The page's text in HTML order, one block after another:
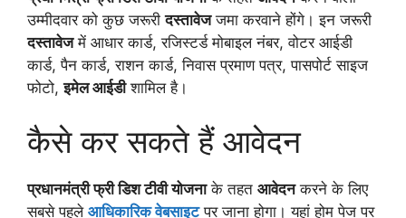
उम्मीदवार को कुछ जरूरीदस्तावेजजमा करवाने होंगे। इन जरूरी
दस्तावेजमें आधार कार्ड, रजिस्टर्ड मोबाइल नंबर, वोटर आईडी
कार्ड, पैन कार्ड, राशन कार्ड, निवास प्रमाण पत्र, पासपोर्ट साइज
फोटो,इमेल आईडीशामिल है।
कैसे कर सकते हैं आवेदन
प्रधानमंत्री फ्री डिश टीवी योजनाके तहत आवेदनकरने के लिए
सबसे पहले आधिकारिक वेबसाइटपर जाना होगा। यहां होम पेज पर